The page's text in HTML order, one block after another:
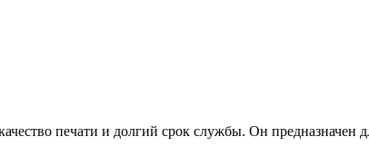
печати и долгий срок службы. Он предназначен